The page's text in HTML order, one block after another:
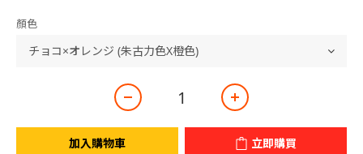
顏色
加入購物車 立即購買